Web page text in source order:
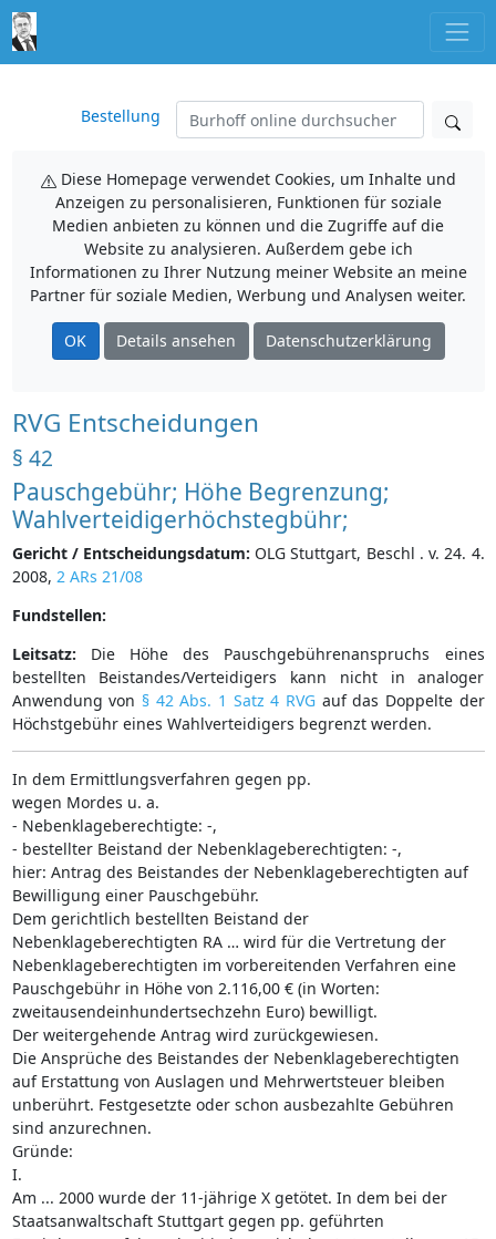
Bestellung
Diese Homepage verwendet Cookies, um Inhalte und
Anzeigen zu personalisieren, Funktionen für soziale
Medien anbieten zu können und die Zugriffe auf die
Website zu analysieren. Außerdem gebe ich
Informationen zu Ihrer Nutzung meiner Website an meine
Partner für soziale Medien, Werbung und Analysen weiter.
OK Details ansehen Datenschutzerklärung
RVG Entscheidungen
§ 42
Pauschgebühr; Höhe Begrenzung;
Wahlverteidigerhöchstegbühr;
Gericht / Entscheidungsdatum: OLG Stuttgart, Beschl . v. 24. 4.
2008, 2 ARs 21/08
Fundstellen:
Leitsatz: Die Höhe des Pauschgebührenanspruchs eines
bestellten Beistandes/Verteidigers kann nicht in analoger
Anwendung von § 42 Abs. 1 Satz 4 RVGauf das Doppelte der
Höchstgebühr eines Wahlverteidigers begrenzt werden.
In dem Ermittlungsverfahren gegen pp.
wegen Mordes u. a.
- Nebenklageberechtigte: -,
- bestellter Beistand der Nebenklageberechtigten: -,
hier: Antrag des Beistandes der Nebenklageberechtigten auf
Bewilligung einer Pauschgebühr.
Dem gerichtlich bestellten Beistand der
Nebenklageberechtigten RA … wird für die Vertretung der
Nebenklageberechtigten im vorbereitenden Verfahren eine
Pauschgebühr in Höhe von 2.116,00 € (in Worten:
zweitausendeinhundertsechzehn Euro) bewilligt.
Der weitergehende Antrag wird zurückgewiesen.
Die Ansprüche des Beistandes der Nebenklageberechtigten
auf Erstattung von Auslagen und Mehrwertsteuer bleiben
unberührt. Festgesetzte oder schon ausbezahlte Gebühren
sind anzurechnen.
Gründe:
I.
Am ... 2000 wurde der 11-jährige X getötet. In dem bei der
Staatsanwaltschaft Stuttgart gegen pp. geführten